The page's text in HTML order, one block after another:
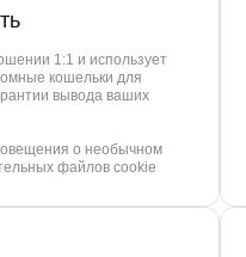
1:1 и использует
кошельки для
вывода ваших
о необычном
файлов cookie